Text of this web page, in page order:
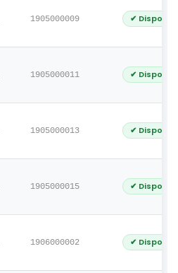
1905000009 ✔
1905000011 ✔
1905000013 ✔
1905000015 ✔
1906000002 ✔